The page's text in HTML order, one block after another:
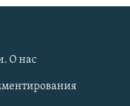
О нас